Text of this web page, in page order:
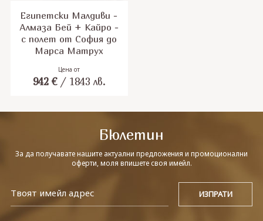
Египетски Малдиви -
Алмаза Бей + Кайро -
с полет от София до
Марса Матрух
Цена от
942 €/ 1843 лв.
Бюлетин
За да получавате нашите актуални предложения и промоционални
оферти, моля впишете своя имейл.